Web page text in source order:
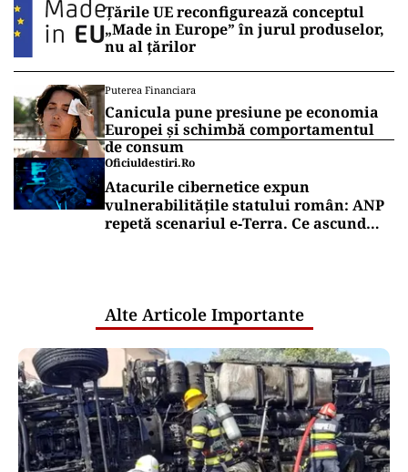
Țările UE reconfigurează conceptul
„Made in Europe” în jurul produselor,
nu al țărilor
Puterea Financiara
Canicula pune presiune pe economia
Europei și schimbă comportamentul
de consum
Oficiuldestiri.ro
Atacurile cibernetice expun
vulnerabilitățile statului român: ANP
repetă scenariul e‑Terra. Ce ascund
Alte Articole Importante